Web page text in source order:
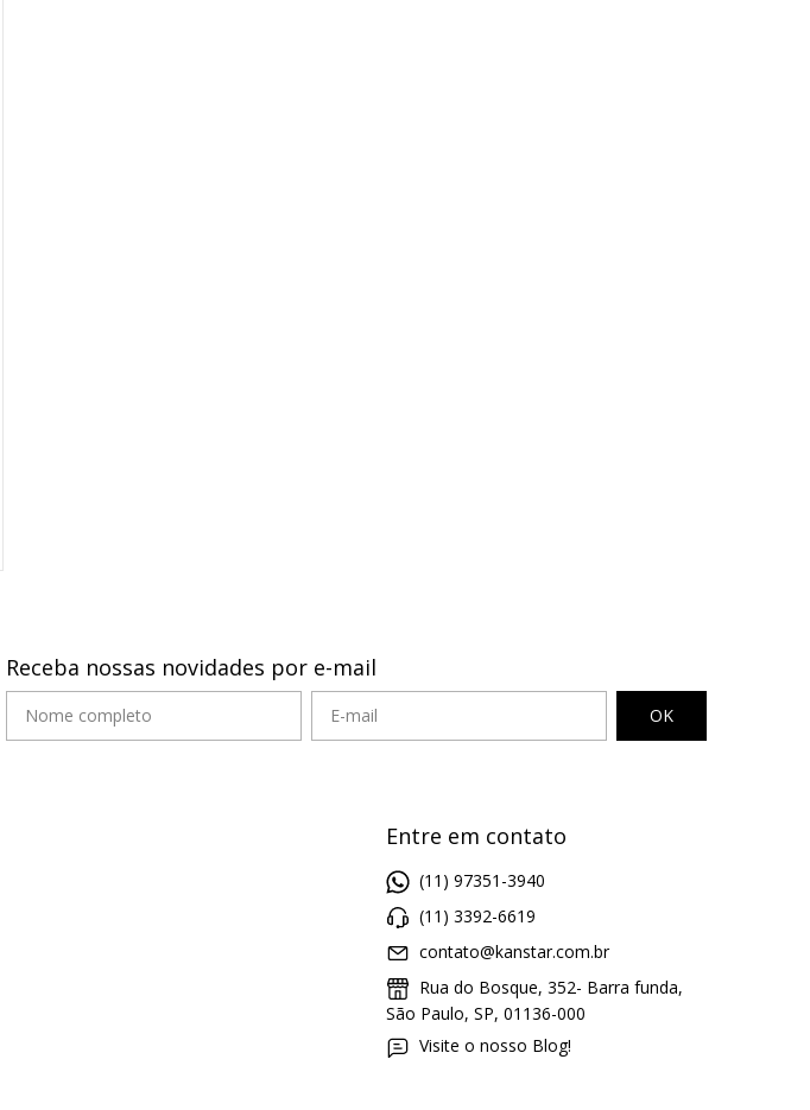
Receba nossas novidades por e-mail
Entre em contato
(11) 97351-3940
(11) 3392-6619
contato@kanstar.com.br
Rua do Bosque, 352- Barra funda,
São Paulo, SP, 01136-000
Visite o nosso Blog!